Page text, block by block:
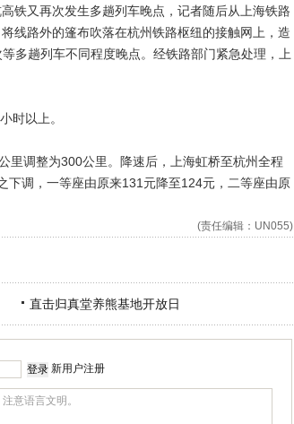
又再次发生多趟列车晚点，记者随后从上海铁路
线路外的篷布吹落在杭州铁路枢纽的接触网上，造
多趟列车不同程度晚点。经铁路部门紧急处理，上
以上。
调整为300公里。降速后，上海虹桥至杭州全程
下调，一等座由原来131元降至124元，二等座由原
(责任编辑：UN055)
直击归真堂养熊基地开放日
新用户注册